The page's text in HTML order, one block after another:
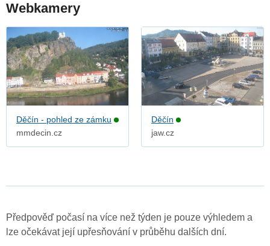
Webkamery
Děčín - pohled ze zámku
mmdecin.cz
Děčín
jaw.cz
Předpověď počasí na více než týden je pouze výhledem a
lze očekávat její upřesňování v průběhu dalších dní.